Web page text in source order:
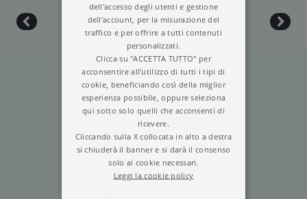
LANTERNA MAGICA
dell'accesso degli utenti e gestione
dell'account, per la misurazione del
traffico e per offrire a tutti contenuti
personalizzati.
Clicca su "ACCETTA TUTTO" per
acconsentire all'utilizzo di tutti i tipi di
cookie, beneficiando così della miglior
esperienza possibile, oppure seleziona
qui sotto solo quelli che acconsenti di
ricevere.
Cliccando sulla X collocata in alto a destra
si chiuderà il banner e si darà il consenso
solo ai cookie necessari.
Leggi la cookie policy